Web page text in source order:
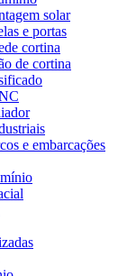
solar
e portas
cortina
de cortina
e embarcações